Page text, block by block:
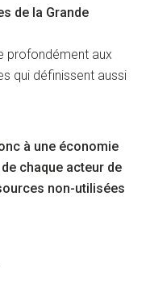
de la Grande
profondément aux
qui définissent aussi
à une économie
chaque acteur de
non-utilisées